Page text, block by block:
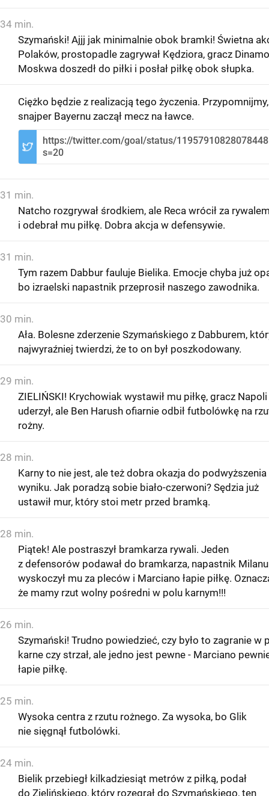
34 min.
Szymański! Ajjj jak minimalnie obok bramki! Świetna
Polaków, prostopadle zagrywał Kędziora, gracz Dinamo
Moskwa doszedł do piłki i posłał piłkę obok słupka.
Ciężko będzie z realizacją tego życzenia. Przypomnijmy,
snajper Bayernu zaczął mecz na ławce.
https://twitter.com/goal/status/
s=20
31 min.
Natcho rozgrywał środkiem, ale Reca wrócił za
i odebrał mu piłkę. Dobra akcja w defensywie.
31 min.
Tym razem Dabbur fauluje Bielika. Emocje chyba już
bo izraelski napastnik przeprosił naszego zawodnika.
30 min.
Ała. Bolesne zderzenie Szymańskiego z Dabburem,
najwyraźniej twierdzi, że to on był poszkodowany.
29 min.
ZIELIŃSKI! Krychowiak wystawił mu piłkę, gracz Napoli
uderzył, ale Ben Harush ofiarnie odbił futbolówkę na
rożny.
28 min.
Karny to nie jest, ale też dobra okazja do podwyższenia
wyniku. Jak poradzą sobie biało-czerwoni? Sędzia już
ustawił mur, który stoi metr przed bramką.
28 min.
Piątek! Ale postraszył bramkarza rywali. Jeden
z defensorów podawał do bramkarza, napastnik Milanu
wyskoczył mu za pleców i Marciano łapie piłkę.
że mamy rzut wolny pośredni w polu karnym!!!
26 min.
Szymański! Trudno powiedzieć, czy było to zagranie w
karne czy strzał, ale jedno jest pewne - Marciano
łapie piłkę.
25 min.
Wysoka centra z rzutu rożnego. Za wysoka, bo Glik
nie sięgnął futbolówki.
24 min.
Bielik przebiegł kilkadziesiąt metrów z piłką, podał
do Zielińskiego, który rozegrał do Szymańskiego, ten